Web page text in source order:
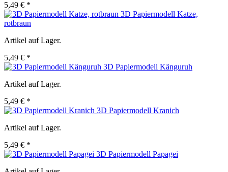
5,49 € *
3D Papiermodell Katze,
rotbraun
Artikel auf Lager.
5,49 € *
3D Papiermodell Känguruh
Artikel auf Lager.
5,49 € *
3D Papiermodell Kranich
Artikel auf Lager.
5,49 € *
3D Papiermodell Papagei